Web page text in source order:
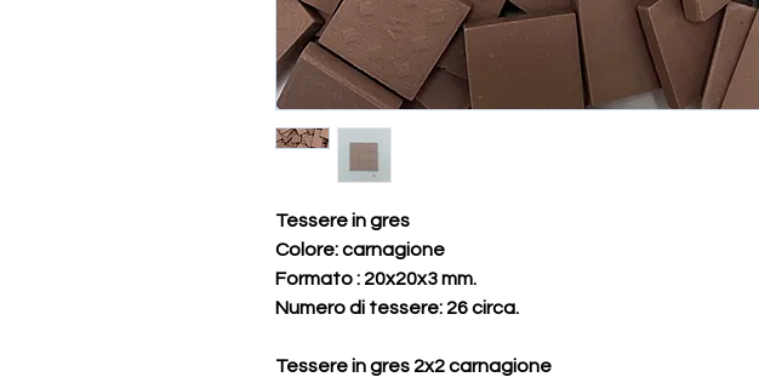
Tessere in gres
Colore: carnagione
Formato : 20x20x3 mm.
Numero di tessere: 26 circa.
Tessere in gres 2x2 carnagione